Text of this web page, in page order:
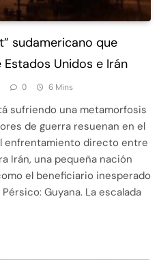
sudamericano que
Unidos e Irán
0 6 Mins
sufriendo una metamorfosis
de guerra resuenan en el
enfrentamiento directo entre
Irán, una pequeña nación
el beneficiario inesperado
Guyana. La escalada